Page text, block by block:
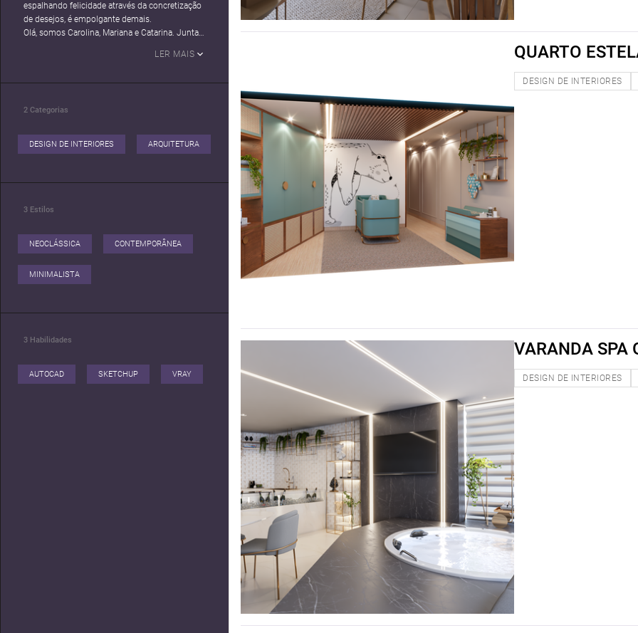
espalhando felicidade através da concretização
de desejos, é empolgante demais.
Olá, somos Carolina, Mariana e Catarina. Juntas
LER MAIS
2 Categorias
DESIGN DE INTERIORES ARQUITETURA
3 Estilos
NEOCLÁSSICA CONTEMPORÂNEA
MINIMALISTA
3 Habilidades
AUTOCAD SKETCHUP VRAY
QUARTO
DESIGN DE INTERIORES
VARANDA SPA
DESIGN DE INTERIORES